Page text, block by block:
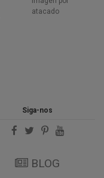
atacado
Siga-nos
BLOG